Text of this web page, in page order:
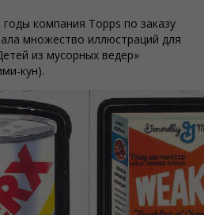
компания Topps по заказу
множество иллюстраций для
из мусорных ведер»
кун).